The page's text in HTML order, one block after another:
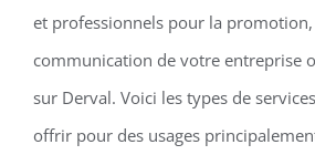
et professionnels pour la promotion,
communication de votre entreprise
sur Derval. Voici les types de
offrir pour des usages